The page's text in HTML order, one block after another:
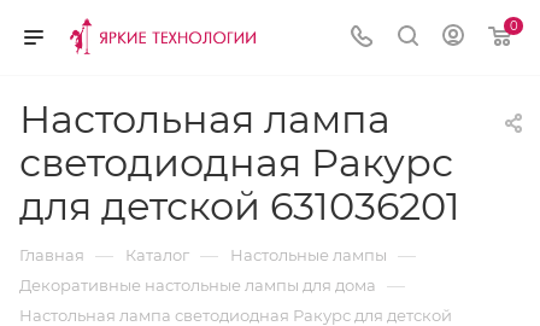
0
Настольная лампа
светодиодная Ракурс
для детской 631036201
Главная — Каталог — Настольные лампы —
Декоративные настольные лампы для дома —
Настольная лампа светодиодная Ракурс для детской